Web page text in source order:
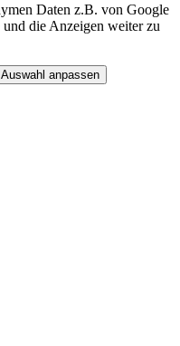
Daten z.B. von Google
die Anzeigen weiter zu
Auswahl anpassen